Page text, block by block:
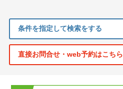
条件を指定して検索をする
直接お問合せ・web予約はこちら